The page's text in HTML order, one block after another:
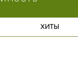
ХИТЫ